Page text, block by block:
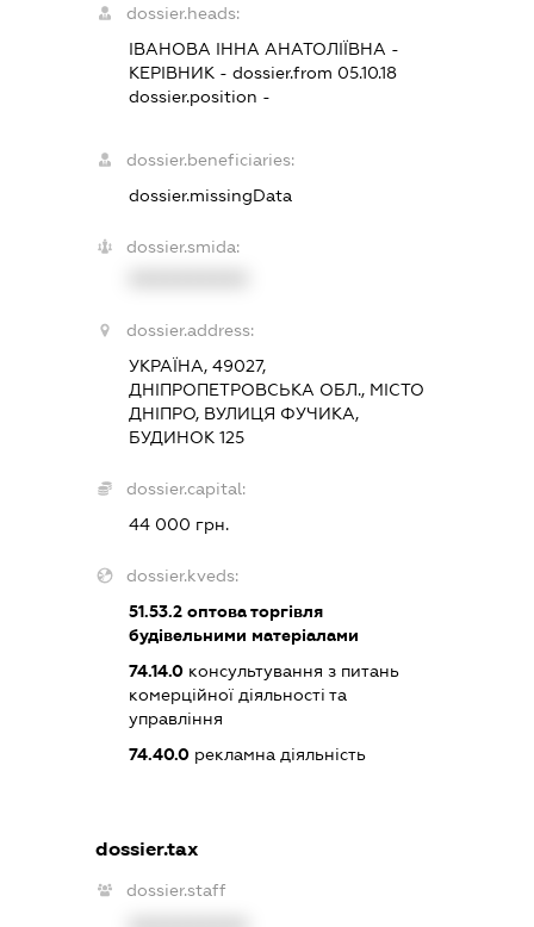
dossier.heads:
ІВАНОВА ІННА АНАТОЛІЇВНА -
КЕРІВНИК - dossier.from 05.10.18
dossier.position -
dossier.beneficiaries:
dossier.missingData
dossier.smida:
dossier.address:
УКРАЇНА, 49027,
ДНІПРОПЕТРОВСЬКА ОБЛ., МІСТО
ДНІПРО, ВУЛИЦЯ ФУЧИКА,
БУДИНОК 125
dossier.capital:
44 000 грн.
dossier.kveds:
51.53.2 оптова торгівля
будівельними матеріалами
74.14.0 консультування з питань
комерційної діяльності та
управління
74.40.0 рекламна діяльність
dossier.tax
dossier.staff